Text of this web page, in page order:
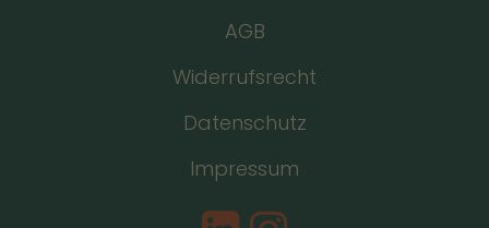
AGB
Widerrufsrecht
Datenschutz
Impressum